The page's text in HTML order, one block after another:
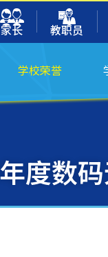
家长 教职员
学校荣誉
度数